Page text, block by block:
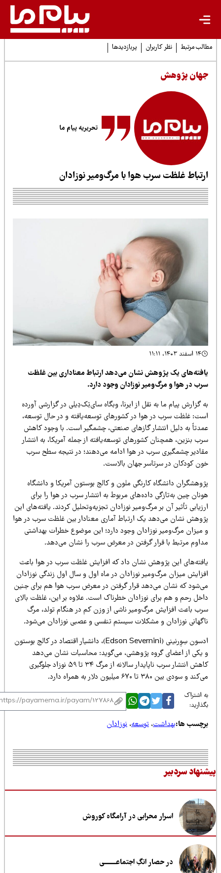
مرتبط نظر کاربران پربازدیدها
پژوهش
تحریریه پیام ما
غلظت سرب هوا با مرگ‌ومیر نوزادان
یک پژوهش نشان می‌دهد ارتباط معناداری بین غلظت
در هوا و مرگ‌ومیر نوزادان وجود دارد.
گزارش پیام ما به نقل از ایرنا، وبگاه سای‌تِک‌دِیلی در گزارشی آورده
غلظت سرب در هوا در کشورهای توسعه‌یافته و در حال توسعه،
به دلیل انتشار گازهای صنعتی، چشمگیر است. با وجود کاهش
بنزین، همچنان کشورهای توسعه‌یافته از جمله آمریکا، به انتشار
چشمگیری سرب در هوا ادامه می‌دهند؛ در نتیجه سطح سرب
کودکان در سرتاسر جهان بالاست.
دانشگاه کارنگی ملون و کالج بوستون آمریکا و دانشگاه
چین به‌تازگی داده‌های مربوط به انتشار سرب در هوا را برای
تأثیر آن بر مرگ‌ومیر نوزادان تجزیه‌وتحلیل کردند. یافته‌های این
نشان می‌دهد یک ارتباط آماری معنادار بین غلظت سرب در هوا
میزان مرگ‌ومیر نوزادان وجود دارد؛ این موضوع خطرات بهداشتی
مرتبط با قرار گرفتن در معرض سرب را نشان می‌دهد.
این پژوهش نشان داد که افزایش غلظت‌ سرب در هوا باعث
میزان مرگ‌ومیر نوزادان در ماه اول و سال اول زندگی نوزادان
که نشان می‌دهد قرار گرفتن در معرض سرب هوا هم برای جنین
رحم و هم برای نوزادان خطرناک است. علاوه بر این، غلظت بالای
باعث افزایش مرگ‌ومیر ناشی از وزن کم در هنگام تولد، مرگ
نوزادان و مشکلات سیستم تنفسی و عصبی نوزادان می‌شود.
ادسون سِوِرنینی (Edson Severnini)، دانشیار اقتصاد در کالج بوستون
یکی از اعضای گروه پژوهشی، می‌گوید: محاسبات نشان می‌دهد
کاهش انتشار سرب ناپایدار سالانه از مرگ ۳۴ تا ۵۹ نوزاد جلوگیری
و سودی بین ۳۸۰ تا ۶۷۰ میلیون دلار به همراه دارد.
اشتراک
ها:بهداشت،توسعه،نوزادان
سردبیر
اسرار محرابی در آرامگاه کوروش
در حصار انگِ اجتماعــــــــی